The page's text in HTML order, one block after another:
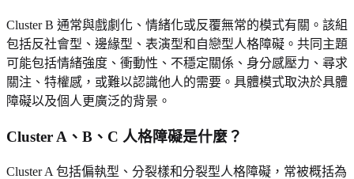
Cluster B 通常與戲劇化、情緒化或反覆無常的模式有關。該組
包括反社會型、邊緣型、表演型和自戀型人格障礙。共同主題
可能包括情緒強度、衝動性、不穩定關係、身分感壓力、尋求
關注、特權感，或難以認識他人的需要。具體模式取決於具體
障礙以及個人更廣泛的背景。
Cluster A、B、C 人格障礙是什麼？
Cluster A 包括偏執型、分裂樣和分裂型人格障礙，常被概括為